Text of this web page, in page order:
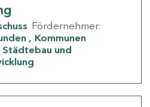
Fördernehmer:
Kommunen
Städtebau und